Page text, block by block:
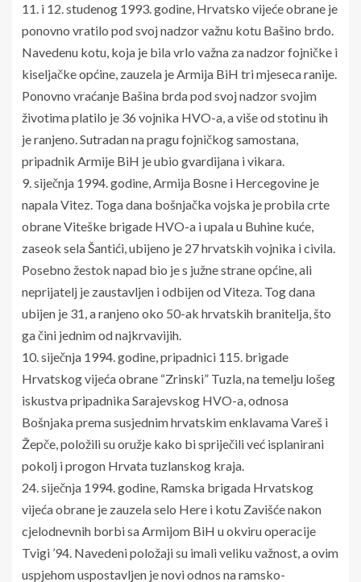
11. i 12. studenog 1993. godine, Hrvatsko vijeće obrane je
ponovno vratilo pod svoj nadzor važnu kotu Bašino brdo.
Navedenu kotu, koja je bila vrlo važna za nadzor fojničke i
kiseljačke općine, zauzela je Armija BiH tri mjeseca ranije.
Ponovno vraćanje Bašina brda pod svoj nadzor svojim
životima platilo je 36 vojnika HVO-a, a više od stotinu ih
je ranjeno. Sutradan na pragu fojničkog samostana,
pripadnik Armije BiH je ubio gvardijana i vikara.
9. siječnja 1994. godine, Armija Bosne i Hercegovine je
napala Vitez. Toga dana bošnjačka vojska je probila crte
obrane Viteške brigade HVO-a i upala u Buhine kuće,
zaseok sela Šantići, ubijeno je 27 hrvatskih vojnika i civila.
Posebno žestok napad bio je s južne strane općine, ali
neprijatelj je zaustavljen i odbijen od Viteza. Tog dana
ubijen je 31, a ranjeno oko 50-ak hrvatskih branitelja, što
ga čini jednim od najkrvavijih.
10. siječnja 1994. godine, pripadnici 115. brigade
Hrvatskog vijeća obrane “Zrinski” Tuzla, na temelju lošeg
iskustva pripadnika Sarajevskog HVO-a, odnosa
Bošnjaka prema susjednim hrvatskim enklavama Vareš i
Žepče, položili su oružje kako bi spriječili već isplanirani
pokolj i progon Hrvata tuzlanskog kraja.
24. siječnja 1994. godine, Ramska brigada Hrvatskog
vijeća obrane je zauzela selo Here i kotu Zavišće nakon
cjelodnevnih borbi sa Armijom BiH u okviru operacije
Tvigi ’94. Navedeni položaji su imali veliku važnost, a ovim
uspjehom uspostavljen je novi odnos na ramsko-